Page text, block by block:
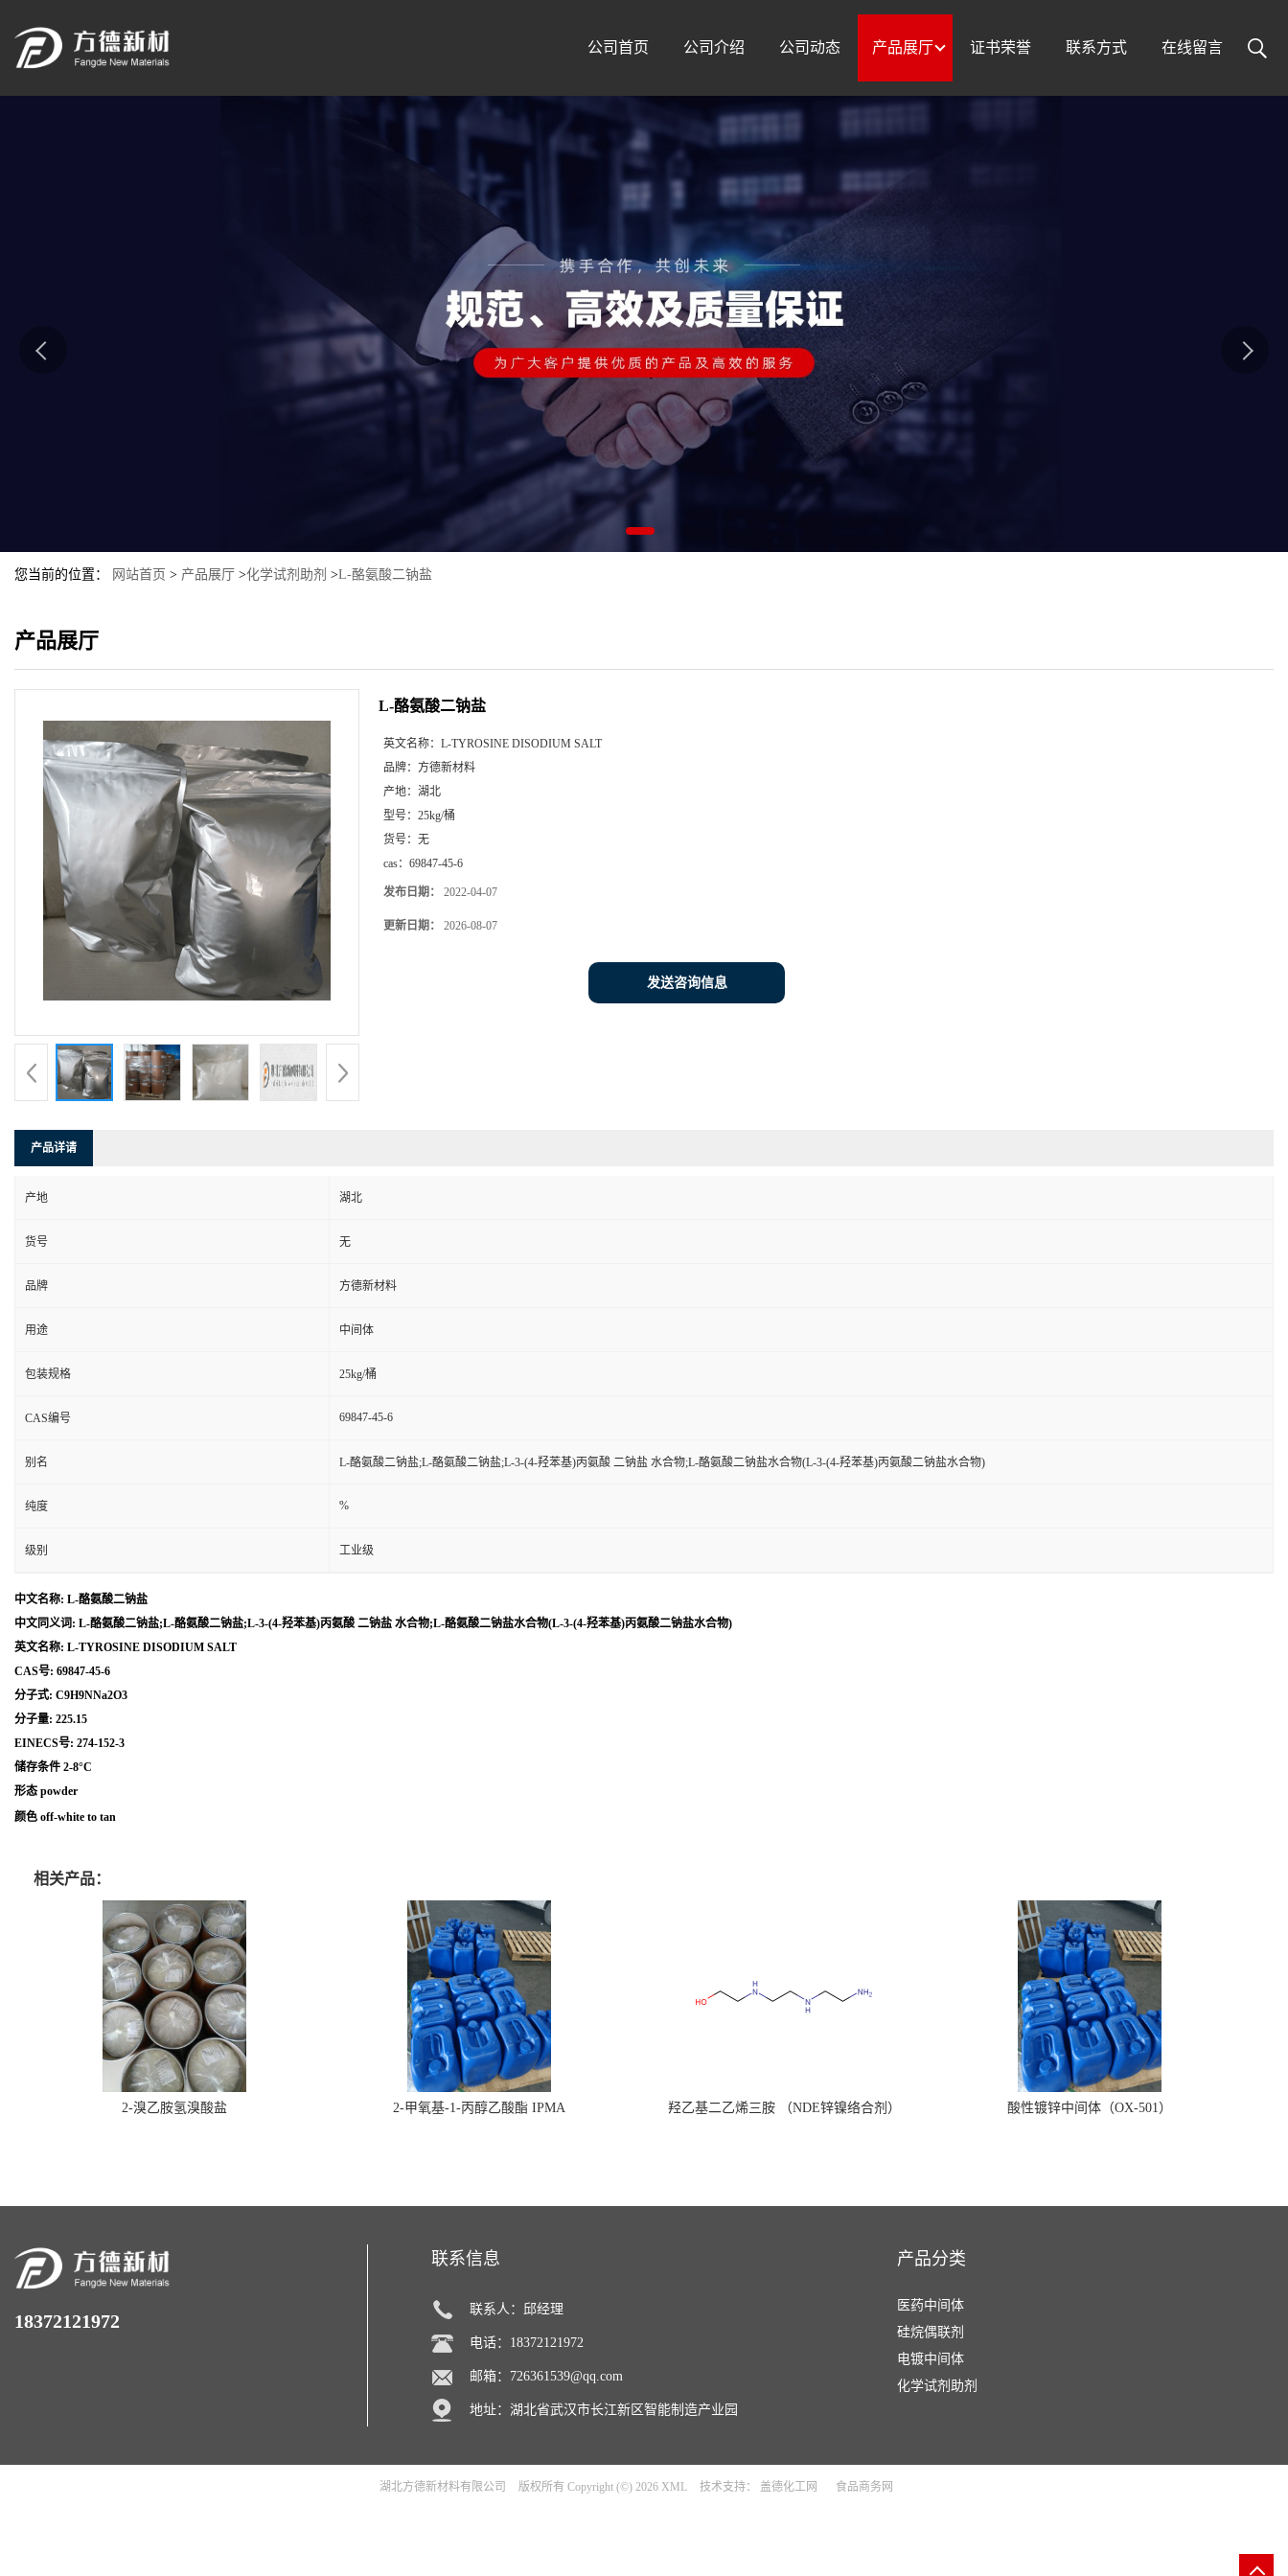
公司首页 公司介绍 公司动态 产品展厅 证书荣誉 联系方式 在线留言
您当前的位置： 网站首页 > 产品展厅 >化学试剂助剂 >L-酪氨酸二钠盐
产品展厅
L-酪氨酸二钠盐
英文名称： L-TYROSINE DISODIUM SALT
品牌： 方德新材料
产地： 湖北
型号： 25kg/桶
货号： 无
cas： 69847-45-6
发布日期： 2022-04-07
更新日期： 2026-08-07
发送咨询信息
产品详请
产地 湖北
货号 无
品牌 方德新材料
用途 中间体
包装规格 25kg/桶
CAS编号 69847-45-6
别名 L-酪氨酸二钠盐;L-酪氨酸二钠盐;L-3-(4-羟苯基)丙氨酸 二钠盐 水合物;L-酪氨酸二钠盐水合物(L-3-(4-羟苯基)丙氨酸二钠盐水合物)
纯度 %
级别 工业级
中文名称: L-酪氨酸二钠盐
中文同义词: L-酪氨酸二钠盐;L-酪氨酸二钠盐;L-3-(4-羟苯基)丙氨酸 二钠盐 水合物;L-酪氨酸二钠盐水合物(L-3-(4-羟苯基)丙氨酸二钠盐水合物)
英文名称: L-TYROSINE DISODIUM SALT
CAS号: 69847-45-6
分子式: C9H9NNa2O3
分子量: 225.15
EINECS号: 274-152-3
储存条件 2-8°C
形态 powder
颜色 off-white to tan
相关产品：
2-溴乙胺氢溴酸盐 2-甲氧基-1-丙醇乙酸酯 IPMA 羟乙基二乙烯三胺 （NDE锌镍络合剂） 酸性镀锌中间体（OX-501）
18372121972
联系信息
联系人：邱经理
电话：18372121972
邮箱： 726361539@qq.com
地址：湖北省武汉市长江新区智能制造产业园
产品分类
医药中间体
硅烷偶联剂
电镀中间体
化学试剂助剂
湖北方德新材料有限公司 版权所有 Copyright (©) 2026 XML 技术支持： 盖德化工网 食品商务网